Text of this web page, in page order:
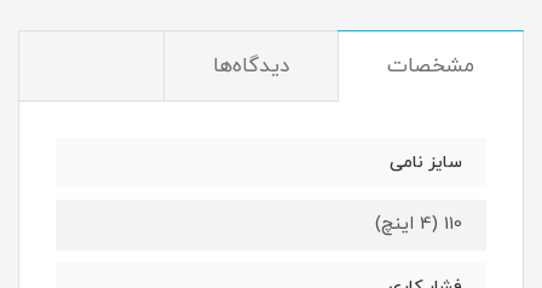
مشخصات دیدگاه‌ها
سایز نامی
110 (4 اینچ)